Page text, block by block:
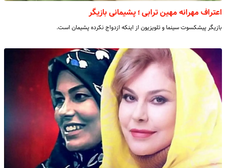
اعتراف مهرانه مهین ترابی ؛ پشیمانی بازیگر
بازیگر پیشکسوت سینما و تلویزیون از اینکه ازدواج نکرده پشیمان است.